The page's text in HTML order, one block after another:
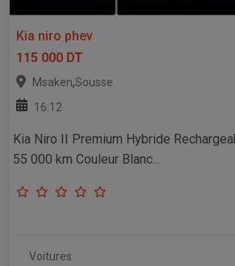
Kia niro phev
115 000 DT
Msaken,Sousse
16:12
Kia Niro II Premium Hybride
55 000 km Couleur Blanc...
Voitures